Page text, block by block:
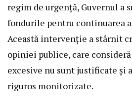
regim de urgență, Guvernul a
fondurile pentru continuarea
Această intervenție a stârnit
opiniei publice, care
excesive nu sunt justificate și
riguros monitorizate.